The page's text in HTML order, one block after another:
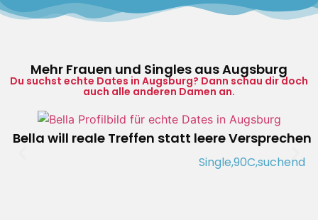
Mehr Frauen und Singles aus Augsburg
Du suchst echte Dates in Augsburg? Dann schau dir doch
auch alle anderen Damen an.
Bella will reale Treffen statt leere Versprechen
suchend
90C,
Single,